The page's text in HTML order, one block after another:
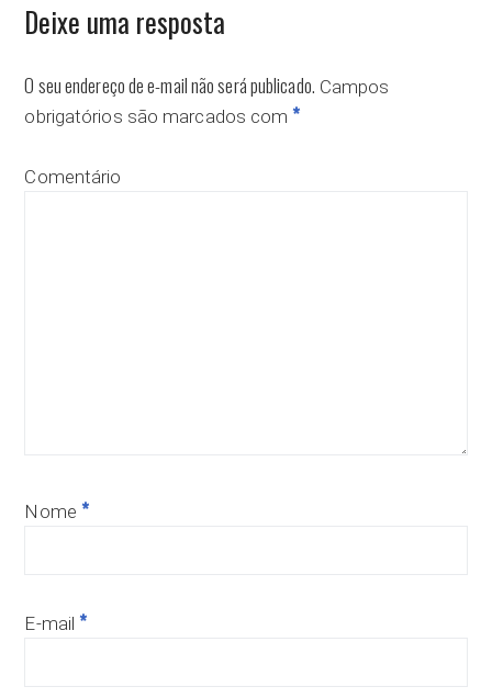
Deixe uma resposta
O seu endereço de e-mail não será publicado. Campos
obrigatórios são marcados com *
Comentário
Nome *
E-mail *